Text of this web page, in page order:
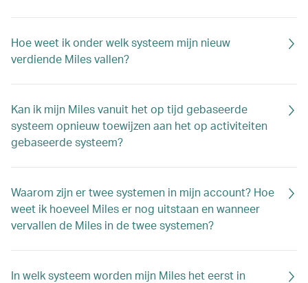
Hoe weet ik onder welk systeem mijn nieuw
verdiende Miles vallen?
Kan ik mijn Miles vanuit het op tijd gebaseerde
systeem opnieuw toewijzen aan het op activiteiten
gebaseerde systeem?
Waarom zijn er twee systemen in mijn account? Hoe
weet ik hoeveel Miles er nog uitstaan en wanneer
vervallen de Miles in de twee systemen?
In welk systeem worden mijn Miles het eerst in